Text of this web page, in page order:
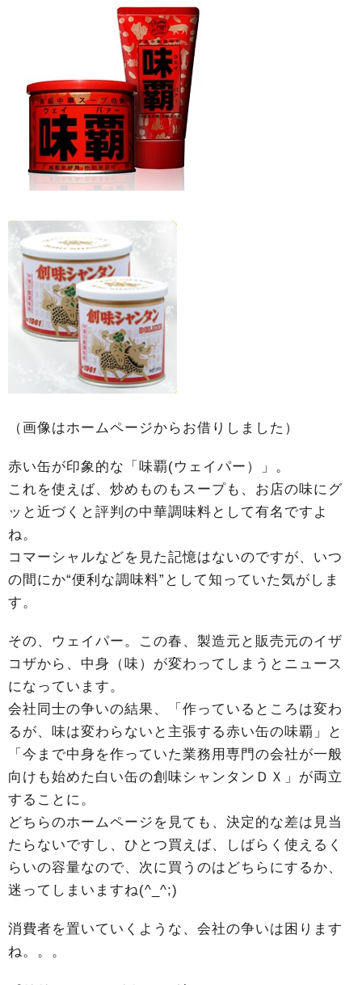
（画像はホームページからお借りしました）
赤い缶が印象的な「味覇(ウェイパー）」。
これを使えば、炒めものもスープも、お店の味にグ
ッと近づくと評判の中華調味料として有名ですよ
ね。
コマーシャルなどを見た記憶はないのですが、いつ
の間にか“便利な調味料”として知っていた気がしま
す。
その、ウェイパー。この春、製造元と販売元のイザ
コザから、中身（味）が変わってしまうとニュース
になっています。
会社同士の争いの結果、「作っているところは変わ
るが、味は変わらないと主張する赤い缶の味覇」と
「今まで中身を作っていた業務用専門の会社が一般
向けも始めた白い缶の創味シャンタンＤＸ」が両立
することに。
どちらのホームページを見ても、決定的な差は見当
たらないですし、ひとつ買えば、しばらく使えるく
らいの容量なので、次に買うのはどちらにするか、
迷ってしまいますね(^_^;)
消費者を置いていくような、会社の争いは困ります
ね。。。